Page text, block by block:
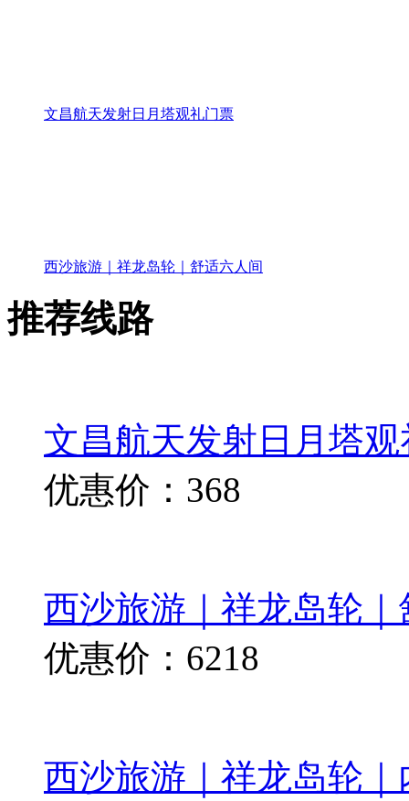
文昌航天发射日月塔观礼门票
西沙旅游｜祥龙岛轮｜舒适六人间
推荐线路
文昌航天发射日月塔
优惠价：368
西沙旅游｜祥龙岛轮
优惠价：6218
西沙旅游｜祥龙岛轮